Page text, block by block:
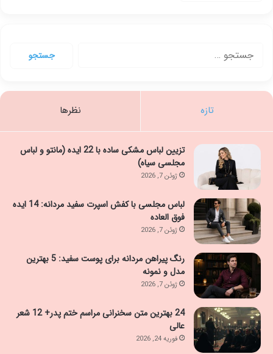
تازه نظرها
تزیین لباس مشکی ساده با 22 ایده (مانتو و لباس
مجلسی سیاه)
ژوئن 7, 2026
لباس مجلسی با کفش اسپرت سفید مردانه: 14 ایده
فوق العاده
ژوئن 7, 2026
رنگ پیراهن مردانه برای پوست سفید: 5 بهترین
مدل و نمونه
ژوئن 7, 2026
24 بهترین متن سخنرانی مراسم ختم پدر+ 12 شعر
عالی
فوریه 24, 2026